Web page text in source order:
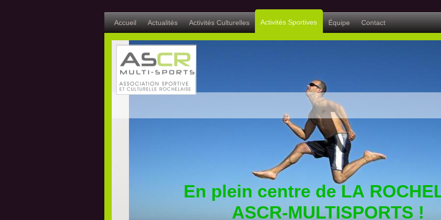
Accueil Actualités Activités Culturelles Activités Sportives Équipe Contact
En plein centre de LA
ASCR-MULTISPORTS !